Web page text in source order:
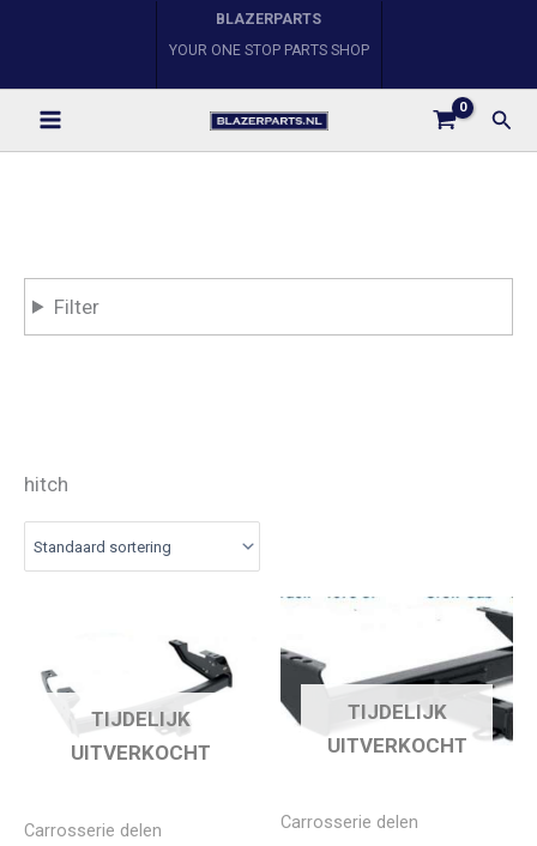
de
inhoud
BLAZERPARTS
YOUR ONE STOP PARTS SHOP
Filter
hitch
TIJDELIJK
UITVERKOCHT
Carrosserie delen
TIJDELIJK
UITVERKOCHT
Carrosserie delen